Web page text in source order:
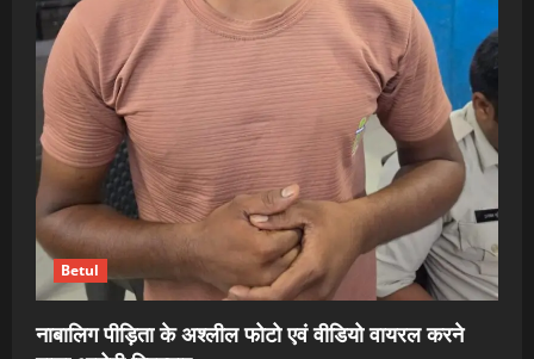
Betul
नाबालिग पीड़िता के अश्लील फोटो एवं वीडियो वायरल करने